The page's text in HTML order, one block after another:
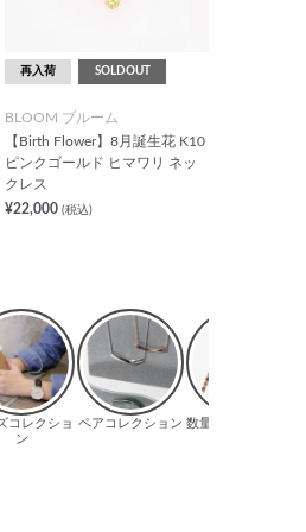
再入荷 SOLDOUT
BLOOM ブルーム
【Birth Flower】8月誕生花 K10
ピンクゴールド ヒマワリ ネッ
クレス
¥22,000 (税込)